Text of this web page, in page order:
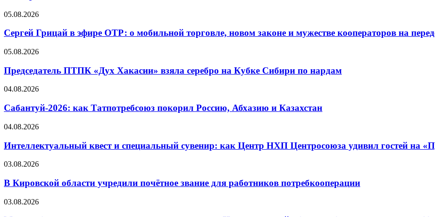
05.08.2026
Сергей Грицай в эфире ОТР: о мобильной торговле, новом законе и мужестве кооператоров на
05.08.2026
Председатель ПТПК «Дух Хакасии» взяла серебро на Кубке Сибири по нардам
04.08.2026
Сабантуй-2026: как Татпотребсоюз покорил Россию, Абхазию и Казахстан
04.08.2026
Интеллектуальный квест и специальный сувенир: как Центр НХП Центросоюза удивил гостей на
03.08.2026
В Кировской области учредили почётное звание для работников потребкооперации
03.08.2026